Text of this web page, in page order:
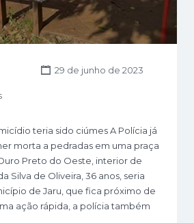
29 de junho de 2023
teria sido ciúmes A Polícia já
morta a pedradas em uma praça
Preto do Oeste, interior de
Silva de Oliveira, 36 anos, seria
de Jaru, que fica próximo de
ação rápida, a polícia também